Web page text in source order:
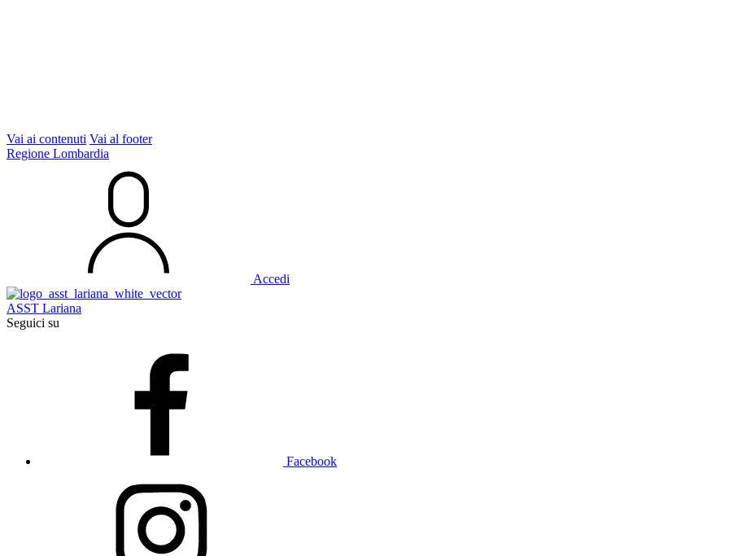
Vai ai contenuti Vai al footer
Regione Lombardia
Accedi
ASST Lariana
Seguici su
Facebook